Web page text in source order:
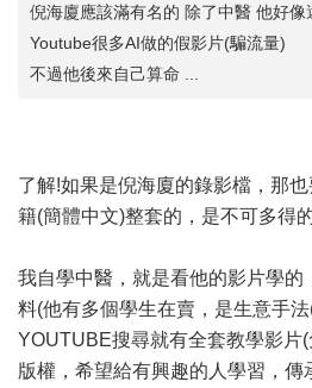
倪海廈應該滿有名的 除了中醫 他好像
Youtube很多AI做的假影片(騙流量)
不過他後來自己算命 ...
了解!如果是倪海廈的錄影檔，那
籍(簡體中文)整套的，是不可多得的
我自學中醫，就是看他的影片學的
料(他有多個學生在賣，是生意手法
YOUTUBE搜尋就有全套教學影片
版權，希望給有興趣的人學習，傳